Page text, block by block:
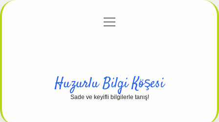
Gizlilik Politikası
menüyü
Huzurlu Bilgi Köşesi
Sade ve keyifli bilgilerle tanış!